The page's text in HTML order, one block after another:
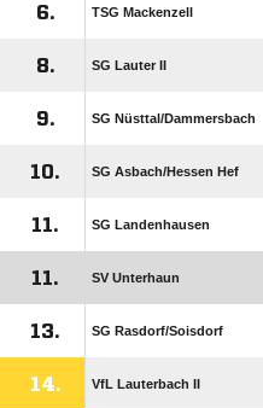
6. TSG Mackenzell
8. SG Lauter II
9. SG Nüsttal/​Dammersbach
10. SG Asbach/​Hessen Hef
11. SG Landenhausen
11. SV Unterhaun
13. SG Rasdorf/​Soisdorf
14. VfL Lauterbach II